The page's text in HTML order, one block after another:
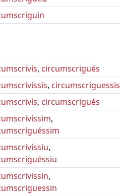
, circumscrigués
, circumscriguessis
, circumscrigués
,
,
,